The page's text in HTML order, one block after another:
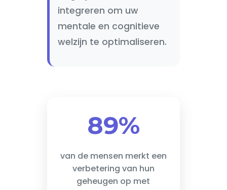
integreren om uw
mentale en cognitieve
welzijn te optimaliseren.
89%
van de mensen merkt een
verbetering van hun
geheugen op met